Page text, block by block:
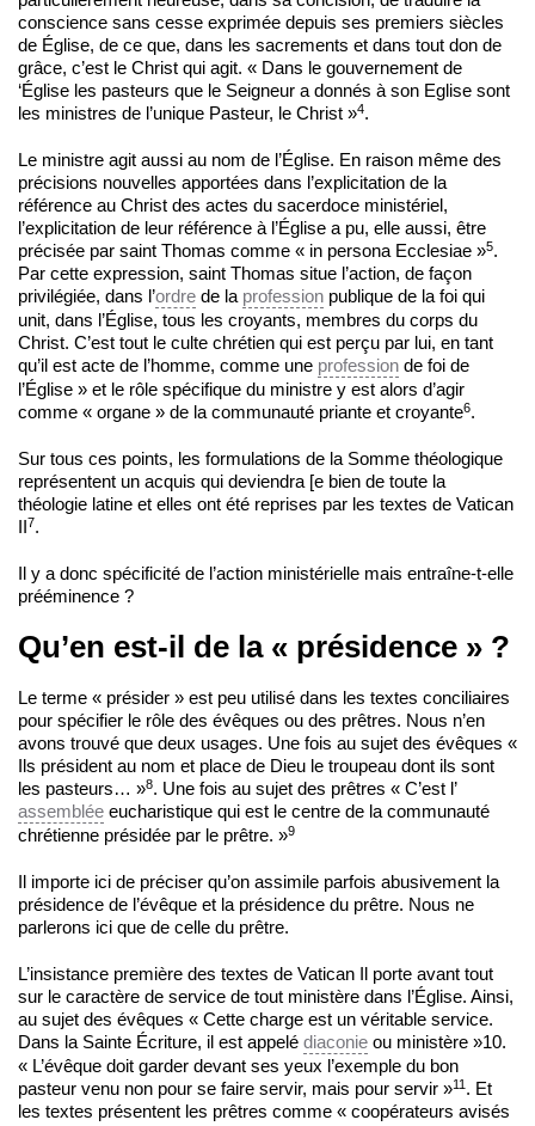
conscience sans cesse exprimée depuis ses premiers siècles
de Église, de ce que, dans les sacrements et dans tout don de
grâce, c’est le Christ qui agit. « Dans le gouvernement de
‘Église les pasteurs que le Seigneur a donnés à son Eglise sont
les ministres de l’unique Pasteur, le Christ »4.
Le ministre agit aussi au nom de l’Église. En raison même des
précisions nouvelles apportées dans l’explicitation de la
référence au Christ des actes du sacerdoce ministériel,
l’explicitation de leur référence à l’Église a pu, elle aussi, être
précisée par saint Thomas comme « in persona Ecclesiae »5.
Par cette expression, saint Thomas situe l’action, de façon
privilégiée, dans l’ordre de la profession publique de la foi qui
unit, dans l’Église, tous les croyants, membres du corps du
Christ. C’est tout le culte chrétien qui est perçu par lui, en tant
qu’il est acte de l’homme, comme une profession de foi de
l’Église » et le rôle spécifique du ministre y est alors d’agir
comme « organe » de la communauté priante et croyante6.
Sur tous ces points, les formulations de la Somme théologique
représentent un acquis qui deviendra [e bien de toute la
théologie latine et elles ont été reprises par les textes de Vatican
II7.
Il y a donc spécificité de l’action ministérielle mais entraîne-t-elle
prééminence ?
Qu’en est-il de la « présidence » ?
Le terme « présider » est peu utilisé dans les textes conciliaires
pour spécifier le rôle des évêques ou des prêtres. Nous n’en
avons trouvé que deux usages. Une fois au sujet des évêques «
Ils président au nom et place de Dieu le troupeau dont ils sont
les pasteurs… »8. Une fois au sujet des prêtres « C’est l’
assemblée eucharistique qui est le centre de la communauté
chrétienne présidée par le prêtre. »9
Il importe ici de préciser qu’on assimile parfois abusivement la
présidence de l’évêque et la présidence du prêtre. Nous ne
parlerons ici que de celle du prêtre.
L’insistance première des textes de Vatican Il porte avant tout
sur le caractère de service de tout ministère dans l’Église. Ainsi,
au sujet des évêques « Cette charge est un véritable service.
Dans la Sainte Écriture, il est appelé diaconie ou ministère »10.
« L’évêque doit garder devant ses yeux l’exemple du bon
pasteur venu non pour se faire servir, mais pour servir »11 . Et
les textes présentent les prêtres comme « coopérateurs avisés